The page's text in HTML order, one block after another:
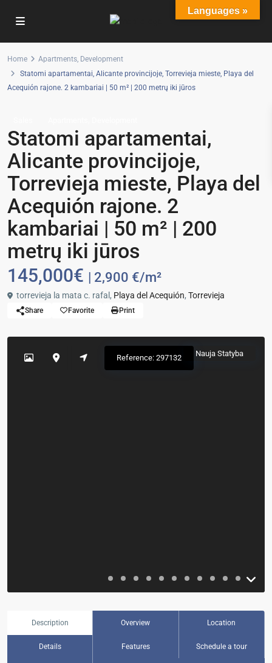
Home Apartments, Development
Statomi apartamentai, Alicante provincijoje, Torrevieja mieste, Playa del
Acequión rajone. 2 kambariai | 50 m² | 200 metrų iki jūros
Statomi apartamentai,
Alicante provincijoje,
Torrevieja mieste, Playa del
Acequión rajone. 2
kambariai | 50 m² | 200
metrų iki jūros
145,000€ | 2,900 €/m²
torrevieja la mata c. rafal, Playa del Acequión, Torrevieja
Share Favorite Print
Nauja Statyba
Reference: 297132
Description Overview Location
Details Features Schedule a tour
Languages »